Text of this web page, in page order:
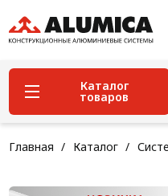
О компании
Услуги
Сервис и поддержка
Проекты
Контакты
Каталог
товаров
Система
профиля
Конструкционная
Главная Каталог